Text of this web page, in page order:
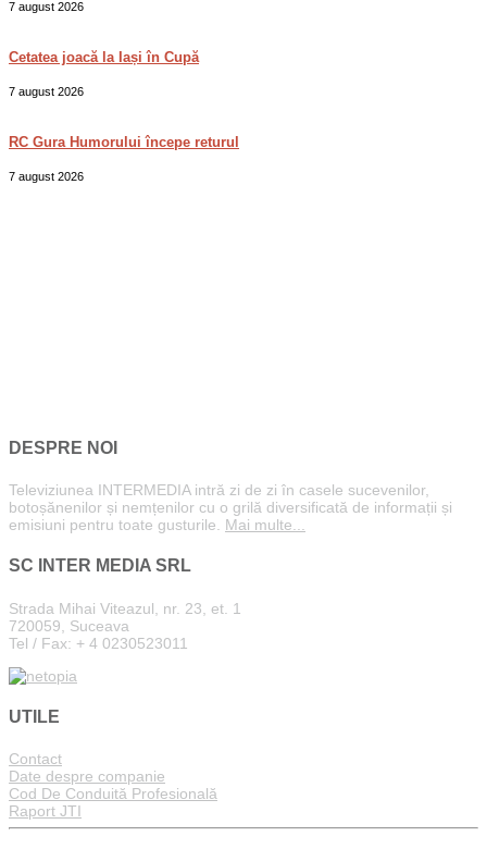
7 august 2026
Cetatea joacă la Iași în Cupă
7 august 2026
RC Gura Humorului începe returul
7 august 2026
DESPRE NOI
Televiziunea INTERMEDIA intră zi de zi în casele sucevenilor,
botoșănenilor și nemțenilor cu o grilă diversificată de informații și
emisiuni pentru toate gusturile. Mai multe...
SC INTER MEDIA SRL
Strada Mihai Viteazul, nr. 23, et. 1
720059, Suceava
Tel / Fax: + 4 0230523011
UTILE
Contact
Date despre companie
Cod De Conduită Profesională
Raport JTI